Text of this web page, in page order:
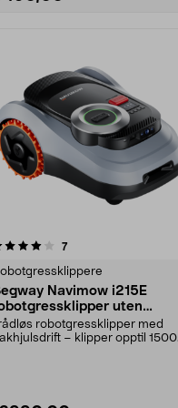
7anmeldelser
Navimow i215E
uten
1500 m2
robotgressklipper med
– klipper opptil 1500
4.5 av 5 stjerner